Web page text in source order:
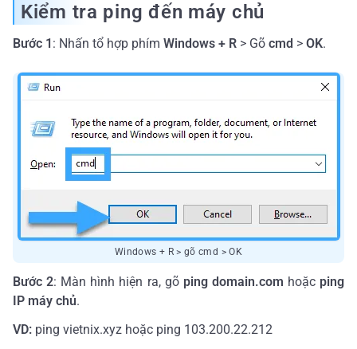
Kiểm tra ping đến máy chủ
Bước 1: Nhấn tổ hợp phím Windows + R > Gõ cmd > OK.
Windows + R > gõ cmd > OK
Bước 2: Màn hình hiện ra, gõ ping domain.com hoặc ping
IP máy chủ.
VD: ping vietnix.xyz hoặc ping 103.200.22.212